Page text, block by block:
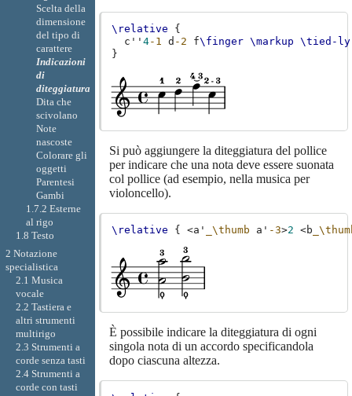
\relative
{
c'' 4-1 d -2 f\finger \markup \tied-
}
Si può aggiungere la diteggiatura del pollice
per indicare che una nota deve essere suonata
col pollice (ad esempio, nella musica per
violoncello).
\relative { <a' _\thumb a' -3>2 <b
È possibile indicare la diteggiatura di ogni
singola nota di un accordo specificandola
dopo ciascuna altezza.
Scelta della
dimensione
del tipo di
carattere
Indicazioni
di
diteggiatura
Dita che
scivolano
Note
nascoste
Colorare gli
oggetti
Parentesi
Gambi
1.7.2 Esterne
al rigo
1.8 Testo
2 Notazione
specialistica
2.1 Musica
vocale
2.2 Tastiera e
altri strumenti
multirigo
2.3 Strumenti a
corde senza tasti
2.4 Strumenti a
corde con tasti